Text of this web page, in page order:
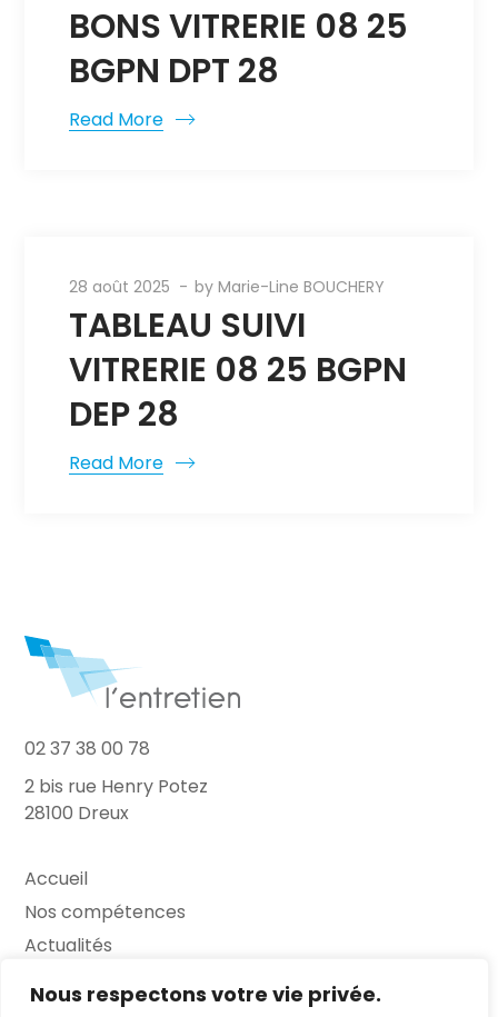
Nous respectons votre vie privée.
BONS VITRERIE 08 25
BGPN DPT 28
Read More
28 août 2025 byMarie-Line BOUCHERY
TABLEAU SUIVI
VITRERIE 08 25 BGPN
DEP 28
Read More
02 37 38 00 78
2 bis rue Henry Potez
28100 Dreux
Accueil
Nos compétences
Actualités